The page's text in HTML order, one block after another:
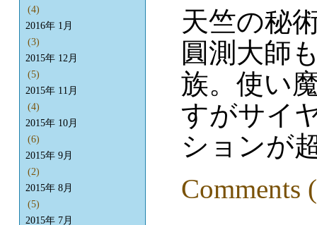
天竺の秘
圓測大師
族。使い
すがサイ
ションが
Comments
(4)
2016年 1月
(3)
2015年 12月
(5)
2015年 11月
(4)
2015年 10月
(6)
2015年 9月
(2)
2015年 8月
(5)
2015年 7月